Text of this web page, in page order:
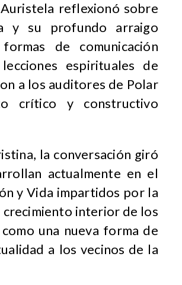
reflexionó sobre
y su profundo arraigo
de comunicación
espirituales de
a los auditores de Polar
crítico y constructivo
la conversación giró
actualmente en el
y Vida impartidos por la
crecimiento interior de los
una nueva forma de
a los vecinos de la